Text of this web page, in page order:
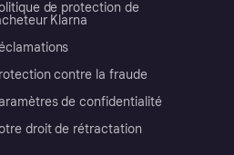
de protection de
Klarna
contre la fraude
de confidentialité
droit de rétractation